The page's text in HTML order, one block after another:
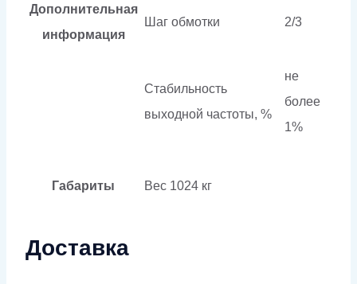
Дополнительная
информация
Шаг обмотки 2/3
Стабильность
выходной частоты, %
не
более
1%
Габариты Вес 1024 кг
Доставка